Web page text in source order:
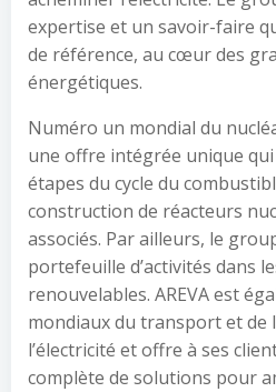
expertise et un savoir-faire
de référence, au cœur des
énergétiques.
Numéro un mondial du
une offre intégrée unique
étapes du cycle du
construction de réacteurs
associés. Par ailleurs, le
portefeuille d’activités dans
renouvelables. AREVA est
mondiaux du transport et de
l’électricité et offre à ses
complète de solutions pour